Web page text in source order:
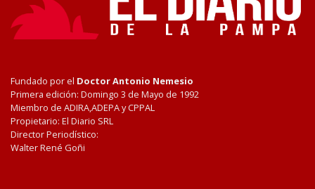
Fundado por el Doctor Antonio Nemesio
Primera edición: Domingo 3 de Mayo de 1992
Miembro de ADIRA,ADEPA y CPPAL
Propietario: El Diario SRL
Director Periodístico:
Walter René Goñi